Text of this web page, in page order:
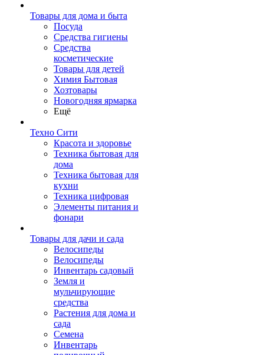
Товары для дома и быта
Посуда
Средства гигиены
Средства
косметические
Товары для детей
Химия Бытовая
Хозтовары
Новогодняя ярмарка
Ещё
Техно Сити
Красота и здоровье
Техника бытовая для
дома
Техника бытовая для
кухни
Техника цифровая
Элементы питания и
фонари
Товары для дачи и сада
Велосипеды
Велосипеды
Инвентарь садовый
Земля и
мульчирующие
средства
Растения для дома и
сада
Семена
Инвентарь